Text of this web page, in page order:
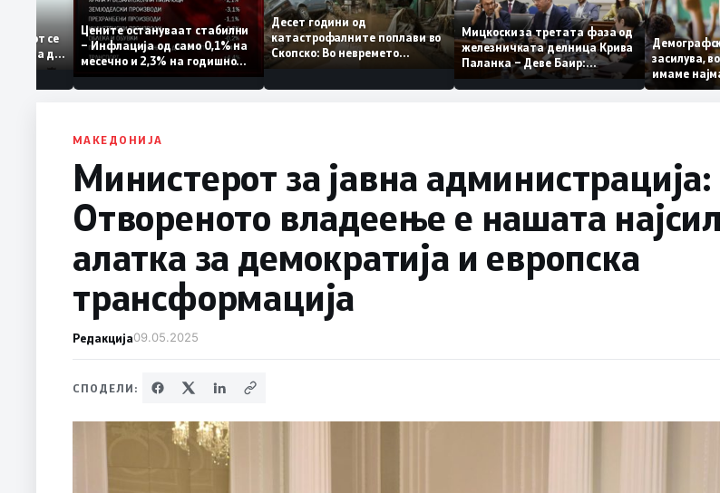
–
се
која нема да
Цените остануваат стабилни
– Инфлација од само 0,1% на
месечно и 2,3% на годишно
ниво
Десет години од
катастрофалните поплави во
Скопско: Во невремето
Мицкоски за третата фаза од
железничката делница Крива
Паланка – Деве Баир:
Проектот нема да заврши на
половина тунел во слепа
имаме
МАКЕДОНИЈА
Министерот за јавна администрација:
Отвореното владеење е нашата
алатка за демократија и европска
трансформација
Редакција09.05.2025
СПОДЕЛИ: